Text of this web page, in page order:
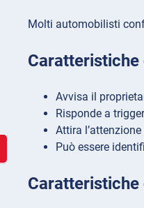
Molti automobilisti
Caratteristiche
Avvisa il
Risponde a
Attira
Può essere
Caratteristiche